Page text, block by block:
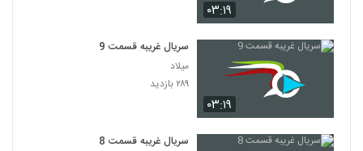
۰۳:۱۹
۰۳:۱۹
سریال غریبه قسمت 9
میلاد
۲۸۹ بازدید
سریال غریبه قسمت 8